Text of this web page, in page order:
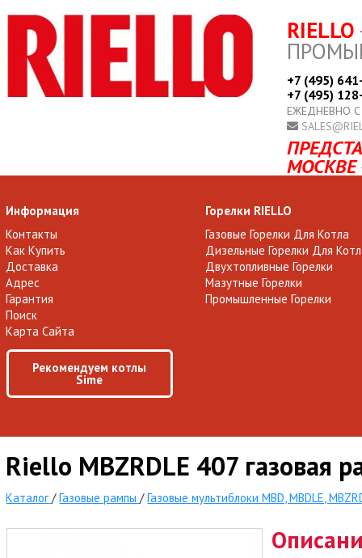
RIELLO
+7 (495)
+7 (495)
ЕЖЕДНЕВНО
МОСКВЕ
Информация
Контакты
Как Купить
Доставка
Адрес
Гарантия
Поиск
Карта Сайта
Рекомендуем котлы
Sime
Горелки RIELLO
Газовые Горелки Для Котла
Дизельные Горелки Для
Двухтопливные Горелки
Мазутные Горелки
Промышленные Горелки
Riello MBZRDLE 407 газовая
Каталог /Газовые рампы /Газовые мультиблоки MBD, MBDLE,